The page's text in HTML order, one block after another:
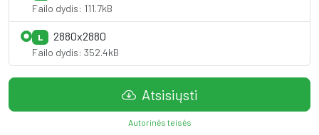
Failo dydis: 111.7kB
L 2880x2880
Failo dydis: 352.4kB
Atsisiųsti
Autorinės teisės